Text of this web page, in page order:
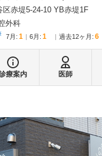
区赤堤5-24-10 YB赤堤1F
外科
7月 : 1 6月 : 1 過去12ヶ月: 6
療案内 医師